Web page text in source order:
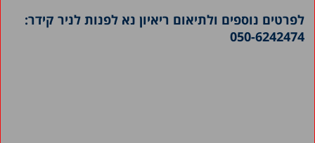
לפרטים נוספים ולתיאום ריאיון נא לפנות לניר קידר:
050-6242474